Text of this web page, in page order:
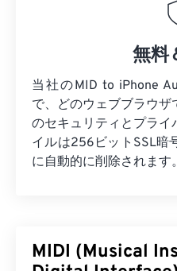
無料
当社のMID to iPhone
で、どのウェブブラウ
のセキュリティとプライ
イルは256ビットSSL暗
に自動的に削除されます。
MIDI (Musical